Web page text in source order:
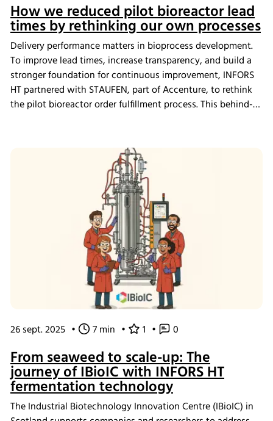
How we reduced pilot bioreactor lead
times by rethinking our own processes
Delivery performance matters in bioprocess development.
To improve lead times, increase transparency, and build a
stronger foundation for continuous improvement, INFORS
HT partnered with STAUFEN, part of Accenture, to rethink
the pilot bioreactor order fulfillment process. This behind-
26 sept. 2025 • 7 min • 1 • 0
From seaweed to scale-up: The
journey of IBioIC with INFORS HT
fermentation technology
The Industrial Biotechnology Innovation Centre (IBioIC) in